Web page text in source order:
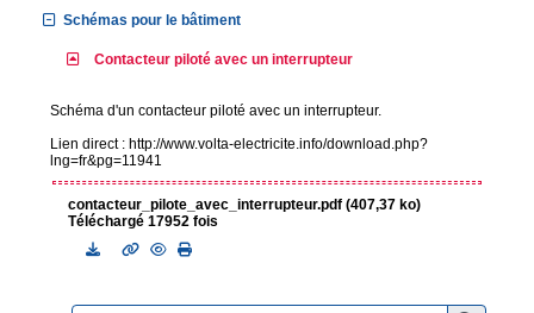
Schémas pour le bâtiment
Contacteur piloté avec un interrupteur
Schéma d'un contacteur piloté avec un interrupteur.
Lien direct : http://www.volta-electricite.info/download.php?
lng=fr&pg=11941
contacteur_pilote_avec_interrupteur.pdf (407,37 ko)
Téléchargé 17952 fois